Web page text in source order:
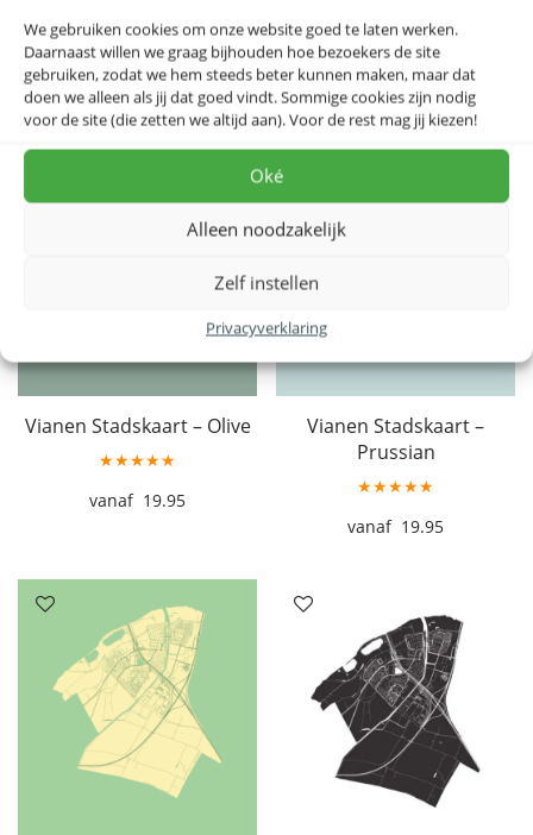
We gebruiken cookies om onze website goed te laten werken.
Daarnaast willen we graag bijhouden hoe bezoekers de site
gebruiken, zodat we hem steeds beter kunnen maken, maar dat
doen we alleen als jij dat goed vindt. Sommige cookies zijn nodig
voor de site (die zetten we altijd aan). Voor de rest mag jij kiezen!
Oké
Alleen noodzakelijk
Zelf instellen
Privacyverklaring
Vianen Stadskaart – Olive
★★★★★
19.95
Vianen Stadskaart –
Prussian
★★★★★
19.95